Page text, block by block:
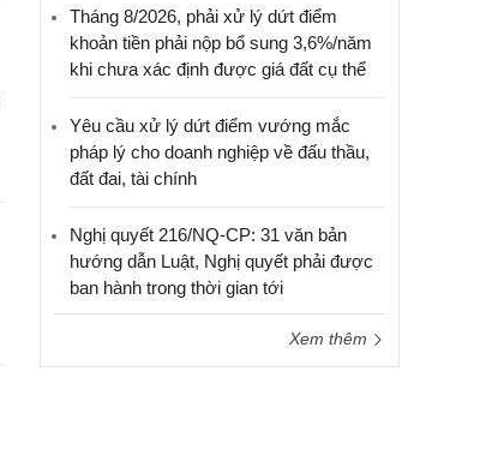
Tháng 8/2026, phải xử lý dứt điểm
khoản tiền phải nộp bổ sung 3,6%/năm
khi chưa xác định được giá đất cụ thể
Yêu cầu xử lý dứt điểm vướng mắc
pháp lý cho doanh nghiệp về đấu thầu,
đất đai, tài chính
Nghị quyết 216/NQ-CP: 31 văn bản
hướng dẫn Luật, Nghị quyết phải được
ban hành trong thời gian tới
Xem thêm